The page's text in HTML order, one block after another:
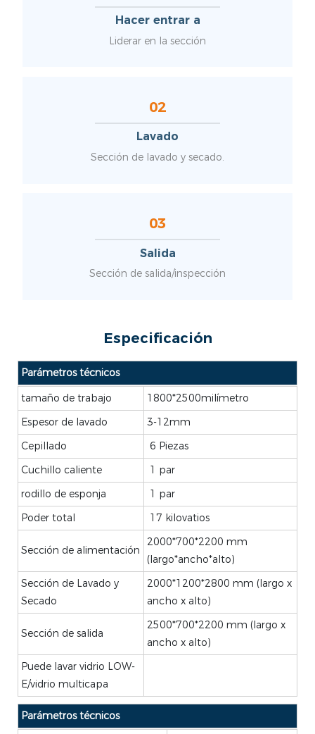
Hacer entrar a
Liderar en la sección
02
Lavado
Sección de lavado y secado.
03
Salida
Sección de salida/inspección
Especificación
Parámetros técnicos
tamaño de trabajo
1800*2500milímetro
Espesor de lavado
3-12mm
Cepillado
6 Piezas
Cuchillo caliente
1 par
rodillo de esponja
1 par
Poder total
17 kilovatios
Sección de alimentación
2000*700*2200 mm
(largo*ancho*alto)
Sección de Lavado y
Secado
2000*1200*2800 mm (largo x
ancho x alto)
Sección de salida
2500*700*2200 mm (largo x
ancho x alto)
Puede lavar vidrio LOW-
E/vidrio multicapa
Parámetros técnicos